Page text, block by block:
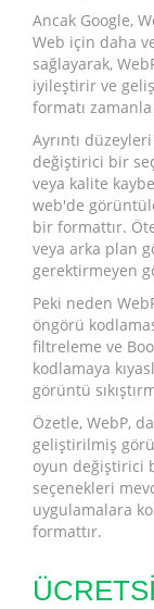
Ancak Google,
Web için daha
sağlayarak,
iyileştirir ve
formatı
Ayrıntı
değiştirici bir
veya kalite
web'de
bir formattır.
veya arka plan
gerektirmeyen
Peki neden
öngörü
filtreleme ve
kodlamaya
görüntü
Özetle, WebP,
geliştirilmiş
oyun değiştirici
seçenekleri
uygulamalara
formattır.